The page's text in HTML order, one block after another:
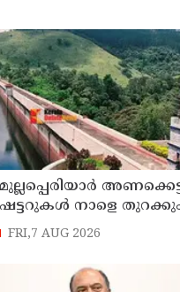
മുല്ലപ്പെരിയാർ
ഷട്ടറുകൾ നാളെ
FRI,7 AUG 2026